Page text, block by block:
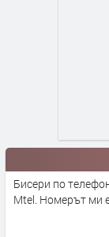
Бисери по
Mtel. Номерът ми